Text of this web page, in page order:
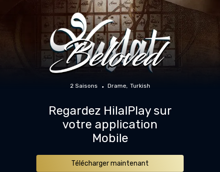
2 Saisons Drame Turkish
Regardez HilalPlay sur
votre application
Mobile
Télécharger maintenant